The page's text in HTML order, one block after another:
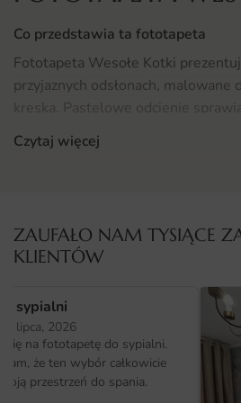
Co przedstawia ta fototapeta
Fototapeta Wesołe Kotki
przyjaznych odsłonach,
kreską. Pastelowe odcienie
jak i w roli ozdobnego panelu nad
Aranżacja pokoju dziecięcego
wyjątkową osobowość. Wzór
stylu skandynawskim, jak i
Sprawdźwięcej propozycji w tej
Czytaj więcej
ZAUFAŁO NAM TYSIĄCE
KLIENTÓW
sypialni
lipca, 2026
się na fototapetę do sypialni.
że ten wybór całkowicie
przestrzeń do spania.